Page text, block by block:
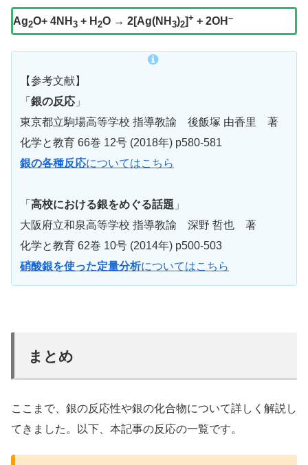
Ag2O+ 4NH 3 + H 2O → 2[Ag(NH 3)2]+ + 2OH –
【参考文献】
「 銀の反応 」
東京都立駒場高等学校 指導教諭 後飯塚 由香里 著
化学と教育 66巻 12号 (2018年) p580-581
銀の各種反応についてはこちら
「 高校における銀をめぐる話題 」
大阪府立和泉高等学校 指導教諭 深野 哲也 著
化学と教育 62巻 10号 (2014年) p500-503
硝酸銀を使った定量分析についてはこちら
まとめ
ここまで、銀の反応性や銀の化合物について詳しく解説し
てきました。以下、本記事の反応の一覧です。